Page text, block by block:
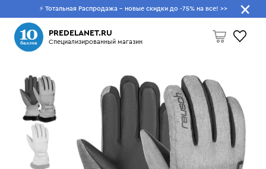
⚡ Тотальная Распродажа - новые скидки до -75% на все! >>
PREDELANET.RU
Специализированный магазин
Пусто
Что будем искать?